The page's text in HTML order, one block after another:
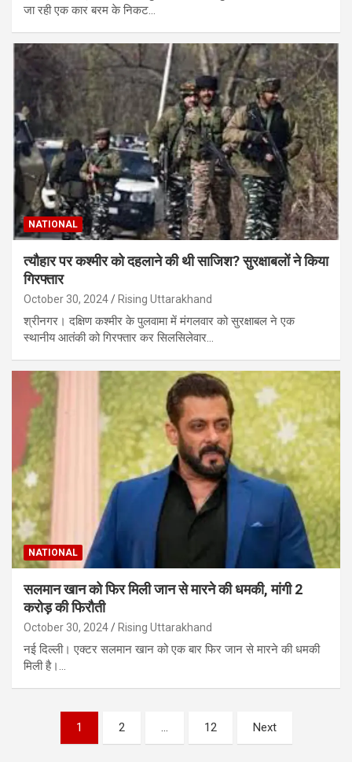
जा रही एक कार बरम के निकट…
NATIONAL
त्यौहार पर कश्मीर को दहलाने की थी साजिश? सुरक्षाबलों ने किया
गिरफ्तार
October 30, 2024 Rising Uttarakhand
श्रीनगर। दक्षिण कश्मीर के पुलवामा में मंगलवार को सुरक्षाबल ने एक
स्थानीय आतंकी को गिरफ्तार कर सिलसिलेवार…
NATIONAL
सलमान खान को फिर मिली जान से मारने की धमकी, मांगी 2
करोड़ की फिरौती
October 30, 2024 Rising Uttarakhand
नई दिल्ली। एक्टर सलमान खान को एक बार फिर जान से मारने की धमकी
मिली है।…
pagination
1 2 … 12 Next